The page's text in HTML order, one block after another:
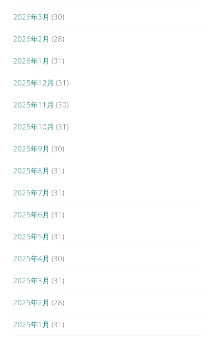
2026年3月 (30)
2026年2月 (28)
2026年1月 (31)
2025年12月 (31)
2025年11月 (30)
2025年10月 (31)
2025年9月 (30)
2025年8月 (31)
2025年7月 (31)
2025年6月 (31)
2025年5月 (31)
2025年4月 (30)
2025年3月 (31)
2025年2月 (28)
2025年1月 (31)